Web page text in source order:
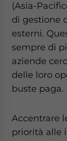
(Asia-
di gestione
esterni.
sempre di
aziende
delle loro
buste paga.
Accentrare
priorità alle